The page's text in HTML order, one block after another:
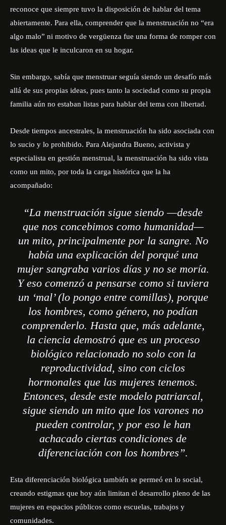
reconoce que siempre tuvo la disposición de hablar del tema
abiertamente. Para ella, comprender que la menstruación no “era
algo malo” ni motivo de vergüenza fue una forma de romper con
las ideas que le inculcaron en su hogar.
Sin embargo, sabía que menstruar seguía siendo un desafío más
allá de sus propias ideas, pues tanto la sociedad como su propia
familia aún no estaban listas para hablar del tema con libertad.
Desde tiempos ancestrales, la menstruación ha sido asociada con
lo sucio y lo prohibido. Para Alejandra Bueno, activista y
especialista en gestión menstrual, la menstruación ha sido vista
como un mito, por toda la carga histórica que la ha
acompañado:
“La menstruación sigue siendo —desde
que nos concebimos como humanidad—
un mito, principalmente por la sangre. No
había una explicación del porqué una
mujer sangraba varios días y no se moría.
Y eso comenzó a pensarse como si tuviera
un ‘mal’ (lo pongo entre comillas), porque
los hombres, como género, no podían
comprenderlo. Hasta que, más adelante,
la ciencia demostró que es un proceso
biológico relacionado no solo con la
reproductividad, sino con ciclos
hormonales que las mujeres tenemos.
Entonces, desde este modelo patriarcal,
sigue siendo un mito que los varones no
pueden controlar, y por eso le han
achacado ciertas condiciones de
diferenciación con los hombres”.
Esta diferenciación biológica también se permeó en lo social,
creando estigmas que hoy aún limitan el desarrollo pleno de las
mujeres en espacios públicos como escuelas, trabajos y
comunidades.